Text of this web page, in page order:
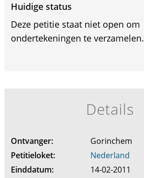
Huidige status
Deze petitie staat niet open om
ondertekeningen te verzamelen.
Details
Ontvanger:
Gorinchem
Petitieloket:
Nederland
Einddatum:
14-02-2011